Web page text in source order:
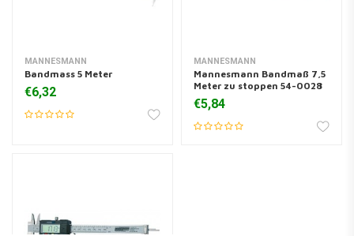
MANNESMANN
Bandmass 5 Meter
€6,32
MANNESMANN
Mannesmann Bandmaß 7,5
Meter zu stoppen 54-0028
€5,84